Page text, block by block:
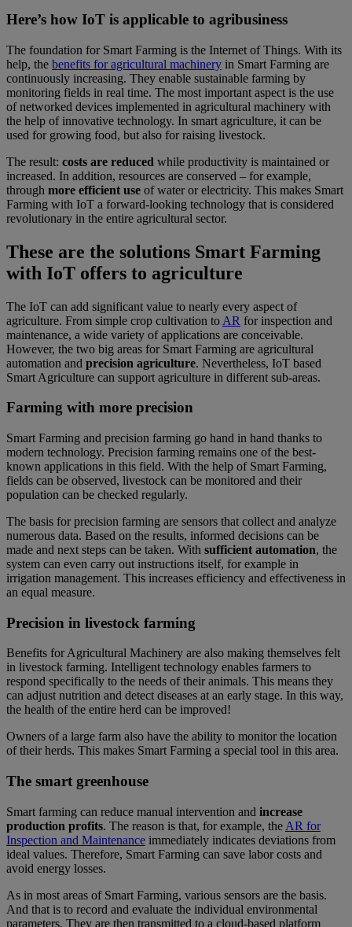
Here’s how IoT is applicable to agribusiness
The foundation for Smart Farming is the Internet of Things. With its
help, the benefits for agricultural machinery in Smart Farming are
continuously increasing. They enable sustainable farming by
monitoring fields in real time. The most important aspect is the use
of networked devices implemented in agricultural machinery with
the help of innovative technology. In smart agriculture, it can be
used for growing food, but also for raising livestock.
The result: costs are reduced while productivity is maintained or
increased. In addition, resources are conserved – for example,
through more efficient use of water or electricity. This makes Smart
Farming with IoT a forward-looking technology that is considered
revolutionary in the entire agricultural sector.
These are the solutions Smart Farming
with IoT offers to agriculture
The IoT can add significant value to nearly every aspect of
agriculture. From simple crop cultivation to AR for inspection and
maintenance, a wide variety of applications are conceivable.
However, the two big areas for Smart Farming are agricultural
automation and precision agriculture. Nevertheless, IoT based
Smart Agriculture can support agriculture in different sub-areas.
Farming with more precision
Smart Farming and precision farming go hand in hand thanks to
modern technology. Precision farming remains one of the best-
known applications in this field. With the help of Smart Farming,
fields can be observed, livestock can be monitored and their
population can be checked regularly.
The basis for precision farming are sensors that collect and analyze
numerous data. Based on the results, informed decisions can be
made and next steps can be taken. With sufficient automation, the
system can even carry out instructions itself, for example in
irrigation management. This increases efficiency and effectiveness in
an equal measure.
Precision in livestock farming
Benefits for Agricultural Machinery are also making themselves felt
in livestock farming. Intelligent technology enables farmers to
respond specifically to the needs of their animals. This means they
can adjust nutrition and detect diseases at an early stage. In this way,
the health of the entire herd can be improved!
Owners of a large farm also have the ability to monitor the location
of their herds. This makes Smart Farming a special tool in this area.
The smart greenhouse
Smart farming can reduce manual intervention and increase
production profits. The reason is that, for example, the AR for
Inspection and Maintenance immediately indicates deviations from
ideal values. Therefore, Smart Farming can save labor costs and
avoid energy losses.
As in most areas of Smart Farming, various sensors are the basis.
And that is to record and evaluate the individual environmental
parameters. They are then transmitted to a cloud-based platform